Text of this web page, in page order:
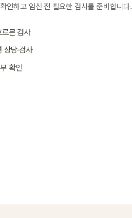
인하고 임신 전 필요한 검사를 준비합니다.
르몬 검사
상담·검사
확인